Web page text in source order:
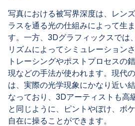
写真における被写界深度は、レン
ラスを通る光の仕組みによって生
す。一方、3Dグラフィックスでは
リズムによってシミュレーション
トレーシングやポストプロセスの
現などの手法が使われます。現代
は、実際の光学現象にかなり近い
なっており、3Dアーティストも高
と同じように、ピントやぼけ、ボ
自在に操ることができます。